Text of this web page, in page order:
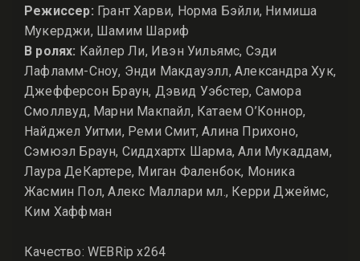
Режиссер: Грант Харви, Норма Бэйли, Нимиша
Мукерджи, Шамим Шариф
В ролях: Кайлер Ли, Ивэн Уильямс, Сэди
Лафламм-Сноу, Энди Макдауэлл, Александра Хук,
Джефферсон Браун, Дэвид Уэбстер, Самора
Смоллвуд, Марни Макпайл, Катаем О’Коннор,
Найджел Уитми, Реми Смит, Алина Прихоно,
Сэмюэл Браун, Сиддхартх Шарма, Али Мукаддам,
Лаура ДеКартере, Миган Фаленбок, Моника
Жасмин Пол, Алекс Маллари мл., Керри Джеймс,
Ким Хаффман
Качество: WEBRip x264